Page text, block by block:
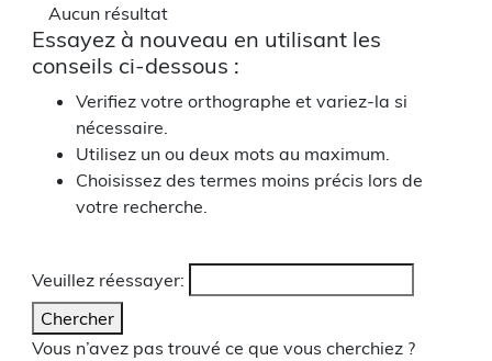
Aucun résultat
Essayez à nouveau en utilisant les
conseils ci-dessous :
Verifiez votre orthographe et variez-la si
nécessaire.
Utilisez un ou deux mots au maximum.
Choisissez des termes moins précis lors de
votre recherche.
Veuillez réessayer:
Chercher
Vous n’avez pas trouvé ce que vous cherchiez ?